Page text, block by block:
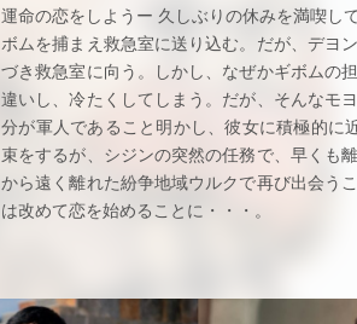
運命の恋をしようー 久しぶりの休みを満喫し
ボムを捕まえ救急室に送り込む。だが、デヨ
づき救急室に向う。しかし、なぜかギボムの
違いし、冷たくしてしまう。だが、そんなモ
分が軍人であること明かし、彼女に積極的に
束をするが、シジンの突然の任務で、早くも
から遠く離れた紛争地域ウルクで再び出会う
は改めて恋を始めることに・・・。